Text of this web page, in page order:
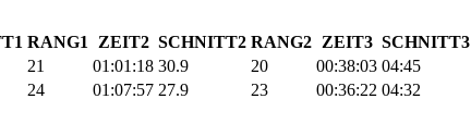
RANG1 ZEIT2 SCHNITT2 RANG2 ZEIT3 SCHNITT3
21 01:01:18 30.9 20 00:38:03 04:45
24 01:07:57 27.9 23 00:36:22 04:32